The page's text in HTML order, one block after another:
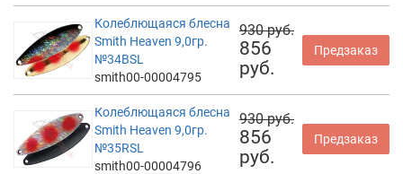
Колеблющаяся блесна
Smith Heaven 9,0гр.
№34BSL
smith00-00004795
930 руб.
856
руб.
Предзаказ
Колеблющаяся блесна
Smith Heaven 9,0гр.
№35RSL
smith00-00004796
930 руб.
856
руб.
Предзаказ